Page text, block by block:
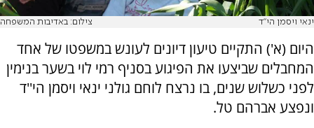
ינאי ויסמן הי"ד צילום: באדיבות המשפחה
היום (א') התקיים טיעון דיונים לעונש במשפטו של אחד
המחבלים שביצעו את הפיגוע בסניף רמי לוי בשער בנימין
לפני כשלוש שנים, בו נרצח לוחם גולני ינאי ויסמן הי''ד
ונפצע אברהם טל.